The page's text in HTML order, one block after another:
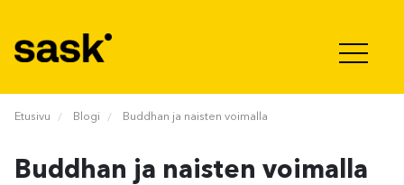
Etusivu Blogi Buddhan ja naisten voimalla
Buddhan ja naisten voimalla